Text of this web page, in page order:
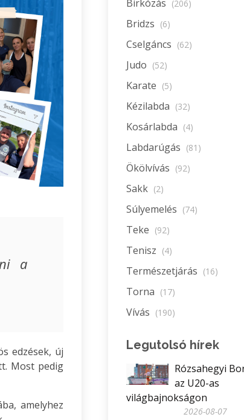
a
edzések, új
Most pedig
amelyhez
Birkózás (206)
Bridzs (6)
Cselgáncs (62)
Judo (52)
Karate (5)
Kézilabda (32)
Kosárlabda (4)
Labdarúgás (81)
Ökölvívás (92)
Sakk (2)
Súlyemelés (74)
Teke (92)
Tenisz (4)
Természetjárás (16)
Torna (17)
Vívás (190)
Legutolsó hírek
Rózsahegyi
az U20-as
világbajnokságon
2026-08-07